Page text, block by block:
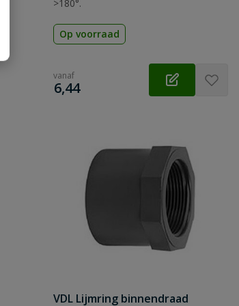
>180°.
Op voorraad
vanaf
€
6,44
VDL Lijmring binnendraad